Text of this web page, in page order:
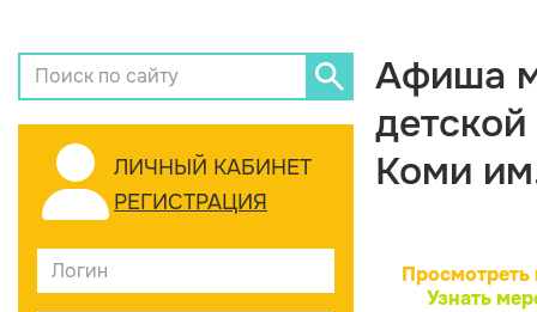
ЛИЧНЫЙ КАБИНЕТ
РЕГИСТРАЦИЯ
Афиша
Коми
Просмотреть
Узнать